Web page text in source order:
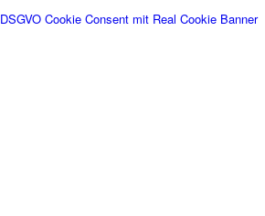
DSGVO Cookie Consent mit Real Cookie Banner